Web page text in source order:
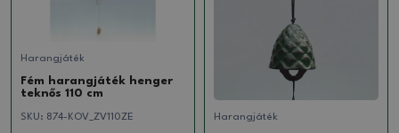
Harangjáték
Fém harangjáték henger
teknős 110 cm
SKU: 874-KOV_ZV110ZE Harangjáték